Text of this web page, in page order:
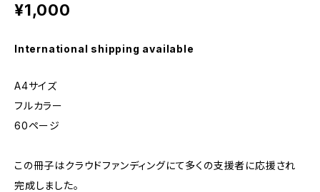
¥1,000
International shipping available
A4サイズ
フルカラー
60ページ
この冊子はクラウドファンディングにて多くの支援者に応援され
完成しました。